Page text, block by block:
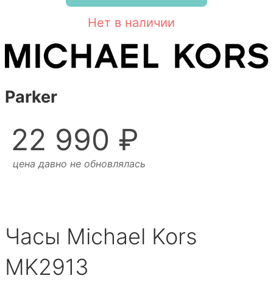
Нет в наличии
Parker
22 990 ₽
цена давно не обновлялась
Часы Michael Kors
MK2913